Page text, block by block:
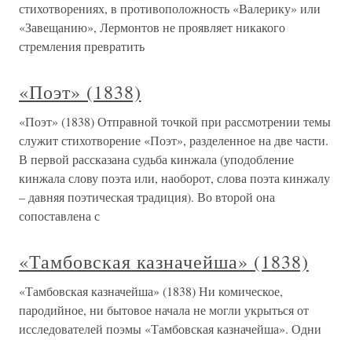
стихотворениях, в противоположность «Валерику» или
«Завещанию», Лермонтов не проявляет никакого
стремления превратить
«Поэт» (1838)
«Поэт» (1838) Отправной точкой при рассмотрении темы
служит стихотворение «Поэт», разделенное на две части.
В первой рассказана судьба кинжала (уподобление
кинжала слову поэта или, наоборот, слова поэта кинжалу
– давняя поэтическая традиция). Во второй она
сопоставлена с
«Тамбовская казначейша» (1838)
«Тамбовская казначейша» (1838) Ни комическое,
пародийное, ни бытовое начала не могли укрыться от
исследователей поэмы «Тамбовская казначейша». Одни